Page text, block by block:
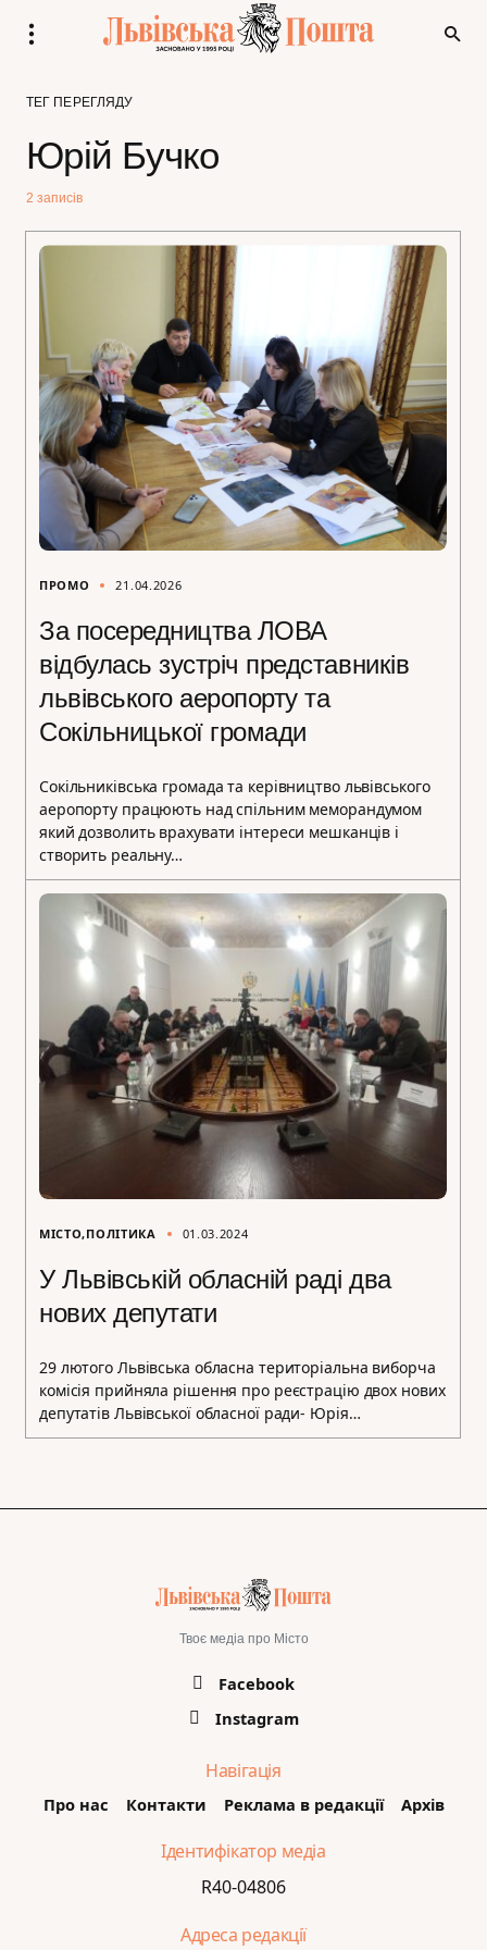
ТЕГ ПЕРЕГЛЯДУ
Юрій Бучко
2 записів
ПРОМО 21.04.2026
За посередництва ЛОВА
відбулась зустріч представників
львівського аеропорту та
Сокільницької громади
Сокільниківська громада та керівництво львівського
аеропорту працюють над спільним меморандумом
який дозволить врахувати інтереси мешканців і
створить реальну…
МІСТО ПОЛІТИКА 01.03.2024
У Львівській обласній раді два
нових депутати
29 лютого Львівська обласна територіальна виборча
комісія прийняла рішення про реєстрацію двох нових
депутатів Львівської обласної ради- Юрія…
Твоє медіа про Місто
Facebook
Instagram
Навігація
Про нас Контакти Реклама в редакції Архів
Ідентифікатор медіа
R40-04806
Адреса редакції